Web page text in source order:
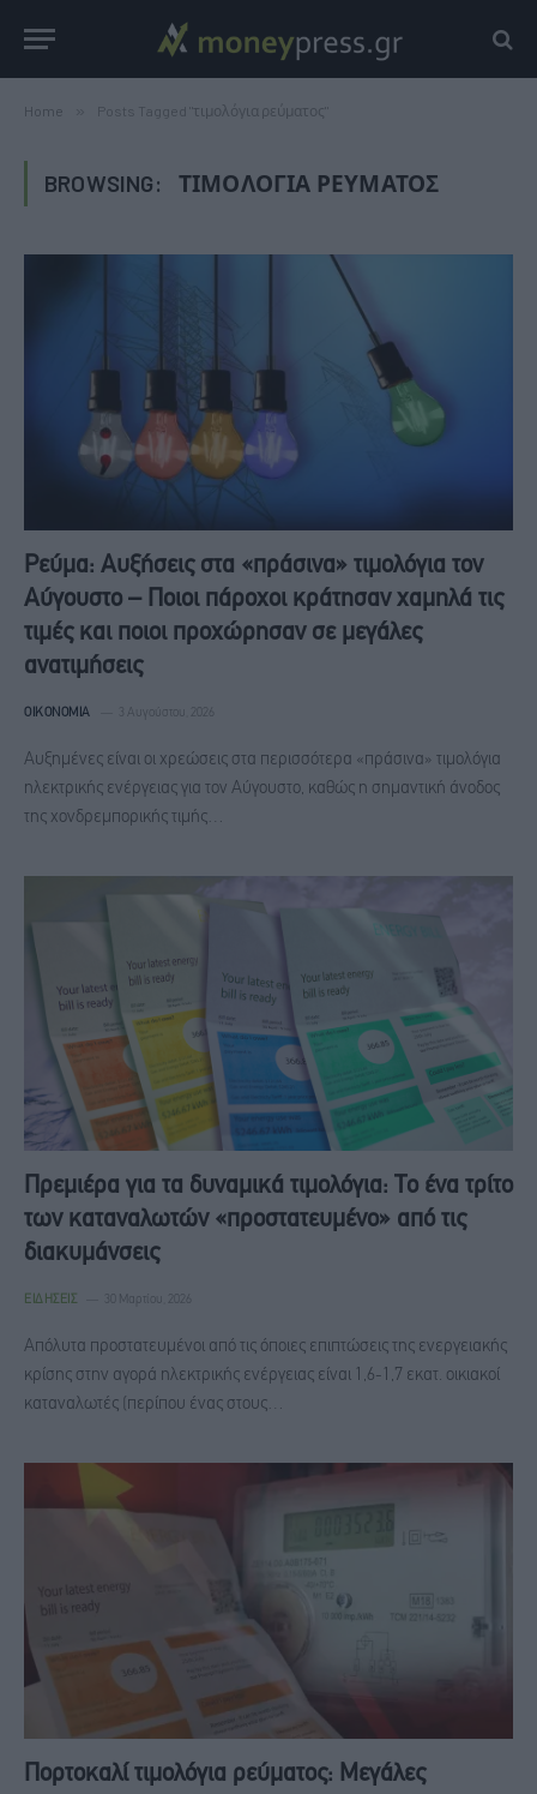
Home Posts Tagged "τιμολόγια ρεύματος"
BROWSING: ΤΙΜΟΛΌΓΙΑ ΡΕΎΜΑΤΟΣ
Ρεύμα: Αυξήσεις στα «πράσινα» τιμολόγια τον
Αύγουστο – Ποιοι πάροχοι κράτησαν χαμηλά τις
τιμές και ποιοι προχώρησαν σε μεγάλες
ανατιμήσεις
ΟΙΚΟΝΟΜΊΑ 3 Αυγούστου, 2026
Αυξημένες είναι οι χρεώσεις στα περισσότερα «πράσινα» τιμολόγια
ηλεκτρικής ενέργειας για τον Αύγουστο, καθώς η σημαντική άνοδος
της χονδρεμπορικής τιμής…
Πρεμιέρα για τα δυναμικά τιμολόγια: Το ένα τρίτο
των καταναλωτών «προστατευμένο» από τις
διακυμάνσεις
ΕΙΔΉΣΕΙΣ 30 Μαρτίου, 2026
Απόλυτα προστατευμένοι από τις όποιες επιπτώσεις της ενεργειακής
κρίσης στην αγορά ηλεκτρικής ενέργειας είναι 1,6-1,7 εκατ. οικιακοί
καταναλωτές (περίπου ένας στους…
Πορτοκαλί τιμολόγια ρεύματος: Μεγάλες